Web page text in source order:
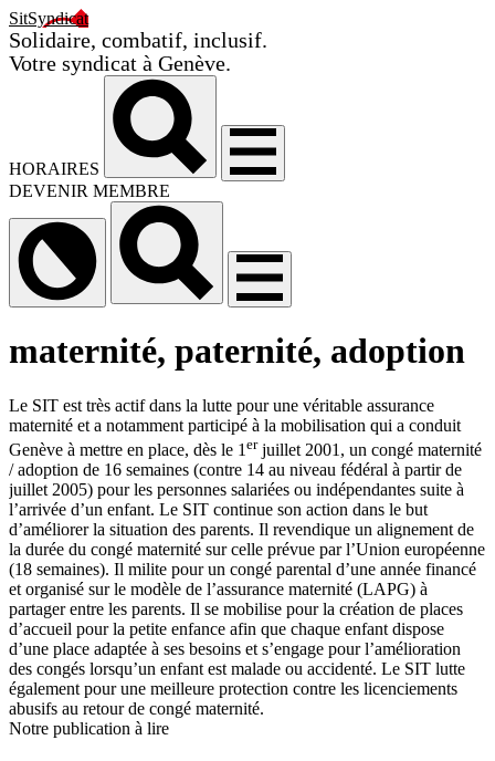
SitSyndicat
Solidaire, combatif, inclusif.
Votre syndicat à Genève.
HORAIRES
DEVENIR MEMBRE
maternité, paternité, adoption
Le SIT est très actif dans la lutte pour une véritable assurance
maternité et a notamment participé à la mobilisation qui a conduit
Genève à mettre en place, dès le 1 erjuillet 2001, un congé maternité
/ adoption de 16 semaines (contre 14 au niveau fédéral à partir de
juillet 2005) pour les personnes salariées ou indépendantes suite à
l’arrivée d’un enfant. Le SIT continue son action dans le but
d’améliorer la situation des parents. Il revendique un alignement de
la durée du congé maternité sur celle prévue par l’Union européenne
(18 semaines). Il milite pour un congé parental d’une année financé
et organisé sur le modèle de l’assurance maternité (LAPG) à
partager entre les parents. Il se mobilise pour la création de places
d’accueil pour la petite enfance afin que chaque enfant dispose
d’une place adaptée à ses besoins et s’engage pour l’amélioration
des congés lorsqu’un enfant est malade ou accidenté. Le SIT lutte
également pour une meilleure protection contre les licenciements
abusifs au retour de congé maternité.
Notre publication à lire